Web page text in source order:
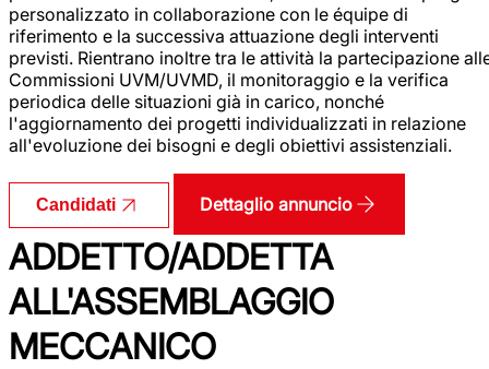
personalizzato in collaborazione con le équipe di
riferimento e la successiva attuazione degli interventi
previsti. Rientrano inoltre tra le attività la partecipazione
Commissioni UVM/UVMD, il monitoraggio e la verifica
periodica delle situazioni già in carico, nonché
l'aggiornamento dei progetti individualizzati in relazione
all'evoluzione dei bisogni e degli obiettivi assistenziali.
Candidati Dettaglio annuncio
ADDETTO/ADDETTA
ALL'ASSEMBLAGGIO
MECCANICO